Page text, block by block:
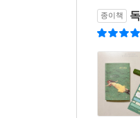
『온갖 근심
은은하게
자신의 근심
가능성을 발
독일 아마존
종이책